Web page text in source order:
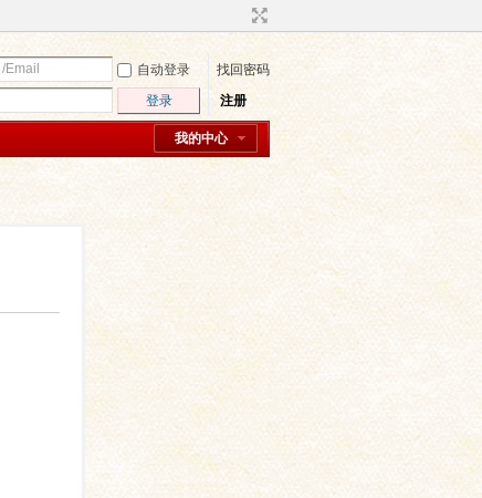
自动登录
找回密码
登录 注册
我的中心